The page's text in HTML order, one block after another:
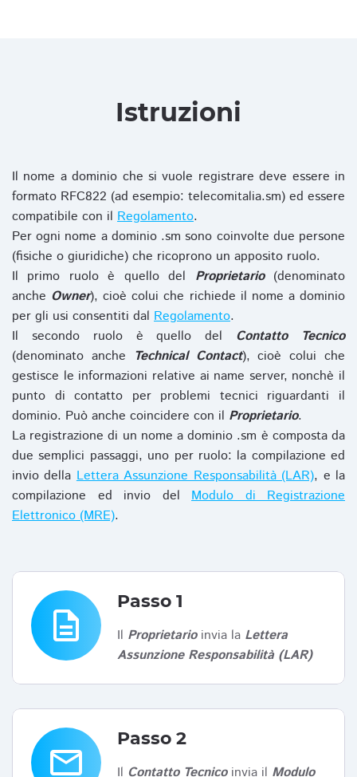
Istruzioni
Il nome a dominio che si vuole registrare deve essere in
formato RFC822 (ad esempio: telecomitalia.sm) ed essere
compatibile con il Regolamento.
Per ogni nome a dominio .sm sono coinvolte due persone
(fisiche o giuridiche) che ricoprono un apposito ruolo.
Il primo ruolo è quello del Proprietario(denominato
anche Owner), cioè colui che richiede il nome a dominio
per gli usi consentiti dal Regolamento.
Il secondo ruolo è quello del Contatto Tecnico
(denominato anche Technical Contact), cioè colui che
gestisce le informazioni relative ai name server, nonchè il
punto di contatto per problemi tecnici riguardanti il
dominio. Può anche coincidere con il Proprietario.
La registrazione di un nome a dominio .sm è composta da
due semplici passaggi, uno per ruolo: la compilazione ed
invio dellaLettera Assunzione Responsabilità (LAR), e la
compilazione ed invio del Modulo di Registrazione
Elettronico (MRE).
description
Passo 1
Il Proprietarioinvia la Lettera
Assunzione Responsabilità (LAR)
email
Passo 2
Il Contatto Tecnicoinvia il Modulo